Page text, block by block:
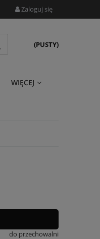
Zaloguj się
(PUSTY)
WIĘCEJ
do przechowalni